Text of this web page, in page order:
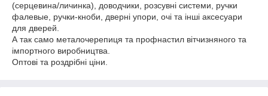
(серцевина/личинка), доводчики, розсувні системи, ручки
фалевые, ручки-кноби, дверні упори, очі та інші аксесуари
для дверей.
А так само металочерепиця та профнастил вітчизняного та
імпортного виробництва.
Оптові та роздрібні ціни.